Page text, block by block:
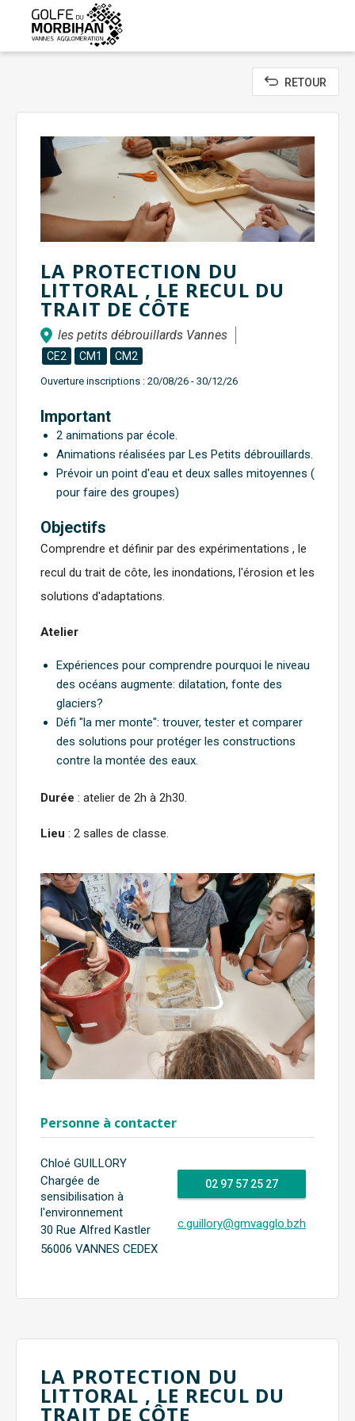
contenu
principal
RETOUR
LA PROTECTION DU
LITTORAL , LE RECUL DU
TRAIT DE CÔTE
les petits débrouillards Vannes
CE2 CM1 CM2
Ouverture inscriptions : 20/08/26 - 30/12/26
Important
2 animations par école.
Animations réalisées par Les Petits débrouillards.
Prévoir un point d'eau et deux salles mitoyennes (
pour faire des groupes)
Objectifs
Comprendre et définir par des expérimentations , le
recul du trait de côte, les inondations, l'érosion et les
solutions d'adaptations.
Atelier
Expériences pour comprendre pourquoi le niveau
des océans augmente: dilatation, fonte des
glaciers?
Défi "la mer monte": trouver, tester et comparer
des solutions pour protéger les constructions
contre la montée des eaux.
Durée : atelier de 2h à 2h30.
Lieu : 2 salles de classe.
Personne à contacter
Chloé GUILLORY
Chargée de
sensibilisation à
l'environnement
30 Rue Alfred Kastler
56006 VANNES CEDEX
02 97 57 25 27
c.guillory@gmvagglo.bzh
LA PROTECTION DU
LITTORAL , LE RECUL DU
TRAIT DE CÔTE